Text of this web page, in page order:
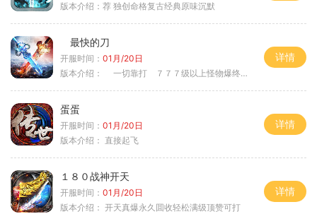
版本介绍： 荐 独创命格复古经典原味沉默
最快的刀
开服时间： 01月/20日
版本介绍：
一切靠打 ７７７级以上怪物爆终极
详情
蛋蛋
开服时间： 01月/20日
版本介绍： 直接起飞
详情
１８０战神开天
开服时间： 01月/20日
版本介绍： 开天真爆永久囬收轻松满级顶赞可打
详情